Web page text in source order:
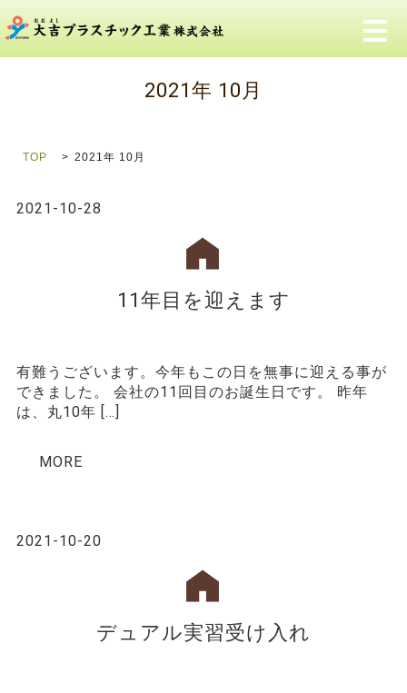
メ
2021年 10月
TOP 2021年 10月
2021-10-28
11年目を迎えます
有難うございます。今年もこの日を無事に迎える事が
できました。 会社の11回目のお誕生日です。 昨年
は、丸10年 […]
MORE
2021-10-20
デュアル実習受け入れ